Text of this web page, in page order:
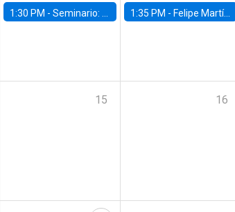
1:30 PM -Seminario: “Recuperando la humanidad para progresar en la era de la IA» 1:35 PM - Felipe Martínez, alumno Doctorado en Economía UC
15 16